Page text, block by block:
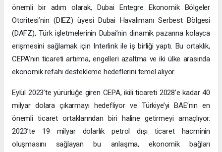
önemli bir adım olarak, Dubai Entegre Ekonomik Bölgeler
Otoritesi’nin (DIEZ) üyesi Dubai Havalimanı Serbest Bölgesi
(DAFZ), Türk işletmelerinin Dubai’nin dinamik pazarına kolayca
erişmesini sağlamak için Interlink ile iş birliği yaptı. Bu ortaklık,
CEPA’nın ticareti artırma, engelleri azaltma ve iki ülke arasında
ekonomik refahı destekleme hedeflerini temel alıyor.
Eylül 2023’te yürürlüğe giren CEPA, ikili ticareti 2028’e kadar 40
milyar dolara çıkarmayı hedefliyor ve Türkiye’yi BAE’nin en
önemli ticaret ortaklarından biri haline getirmeyi amaçlıyor.
2023’te 19 milyar dolarlık petrol dışı ticaret hacminin
oluşmasını sağlayan bu anlaşma, ekonomik bağları